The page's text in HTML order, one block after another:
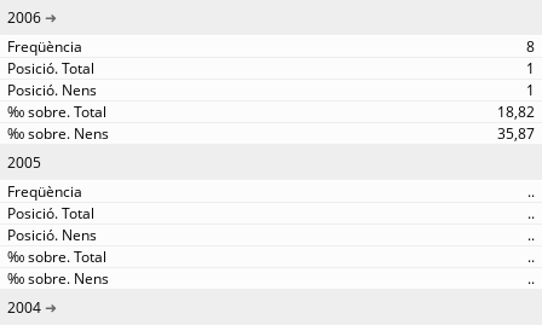
2006
8
1
1
18,82
35,87
2005
..
..
..
..
..
2004